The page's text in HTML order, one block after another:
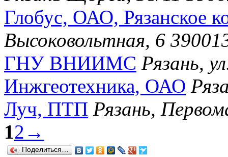
Глобус, ОАО, Рязанское
Высоковольтная, 6
ГНУ ВНИИМС Рязань,
Инжгеотехника, ОАО
Луч, ПТП Рязань,
12 →
Поделиться…